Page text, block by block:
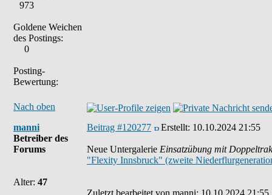
973
Goldene Weichen
des Postings:
0
Posting-
Bewertung:
Nach oben
manni
Betreiber des
Forums
Alter: 47
Beitrag #120277 Erstellt: 10.10.2024 21:55
Neue Untergalerie Einsatzübung mit
"Flexity Innsbruck" (zweite
Zuletzt bearbeitet von manni: 10.10.2024